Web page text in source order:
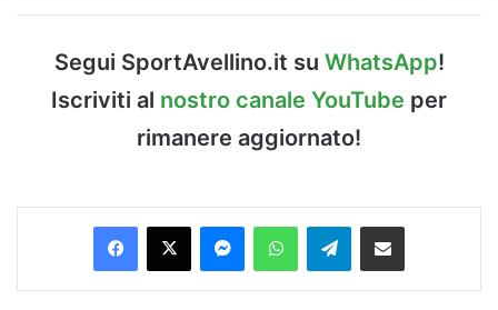
Segui SportAvellino.it su WhatsApp!
Iscriviti al nostro canale YouTube per
rimanere aggiornato!
Facebook
X MessengerWhatsAppTelegramCondividi via Email